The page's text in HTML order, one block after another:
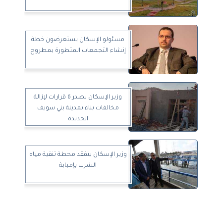
مسئولو الإسكان يستعرضون خطة
إنشاء التجمعات المتطورة بمطروح
وزير الإسكان يصدر 6 قرارات لإزالة
مخالفات بناء بمدينة بني سويف
الجديدة
وزير الإسكان يتفقد محطة تنقية مياه
الشرب بإمبابة